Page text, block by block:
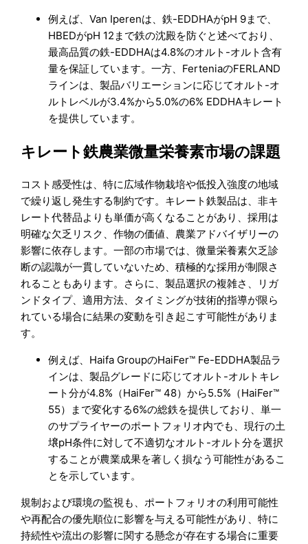
例えば、Van Iperenは、鉄-EDDHAがpH 9まで、
HBEDがpH 12まで鉄の沈殿を防ぐと述べており、
最高品質の鉄-EDDHAは4.8%のオルト-オルト含有
量を保証しています。一方、FerteniaのFERLAND
ラインは、製品バリエーションに応じてオルト-オ
ルトレベルが3.4%から5.0%の6% EDDHAキレート
を提供しています。
キレート鉄農業微量栄養素市場の課題
コスト感受性は、特に広域作物栽培や低投入強度の地域
で繰り返し発生する制約です。キレート鉄製品は、非キ
レート代替品よりも単価が高くなることがあり、採用は
明確な欠乏リスク、作物の価値、農業アドバイザリーの
影響に依存します。一部の市場では、微量栄養素欠乏診
断の認識が一貫していないため、積極的な採用が制限さ
れることもあります。さらに、製品選択の複雑さ、リガ
ンドタイプ、適用方法、タイミングが技術的指導が限ら
れている場合に結果の変動を引き起こす可能性がありま
す。
例えば、Haifa GroupのHaiFer™ Fe-EDDHA製品ラ
インは、製品グレードに応じてオルト-オルトキレ
ート分が4.8%（HaiFer™ 48）から5.5%（HaiFer™
55）まで変化する6%の総鉄を提供しており、単一
のサプライヤーのポートフォリオ内でも、現行の土
壌pH条件に対して不適切なオルト-オルト分を選択
することが農業成果を著しく損なう可能性があるこ
とを示しています。
規制および環境の監視も、ポートフォリオの利用可能性
や再配合の優先順位に影響を与える可能性があり、特に
持続性や流出の影響に関する懸念が存在する場合に重要